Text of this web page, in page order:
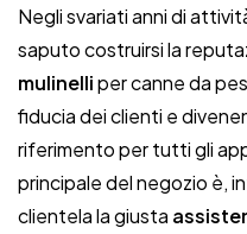
Negli svariati anni di
saputo costruirsi la
mulinelliper canne da
fiducia dei clienti e
riferimento per tutti gli
principale del negozio è,
clientela la giusta